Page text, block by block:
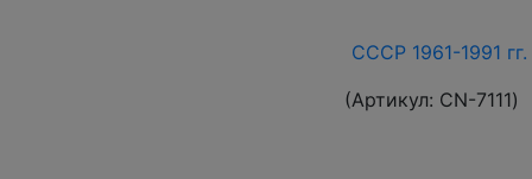
СССР 1961-1991
(Артикул: СN-7111)